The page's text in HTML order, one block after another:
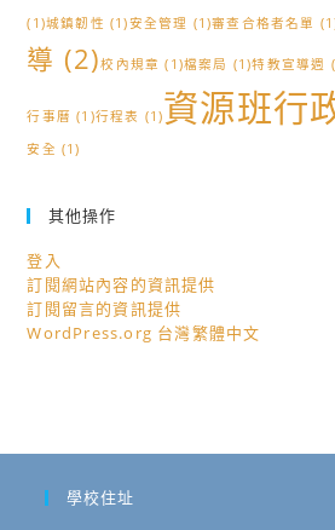
(1)城鎮韌性 (1)安全管理 (1)審查合格者名單
導 (2)校內規章 (1)檔案局 (1)特教宣導週
行事曆 (1)行程表 (1)資源班行
安全 (1)
其他操作
登入
訂閱網站內容的資訊提供
訂閱留言的資訊提供
WordPress.org 台灣繁體中文
學校住址